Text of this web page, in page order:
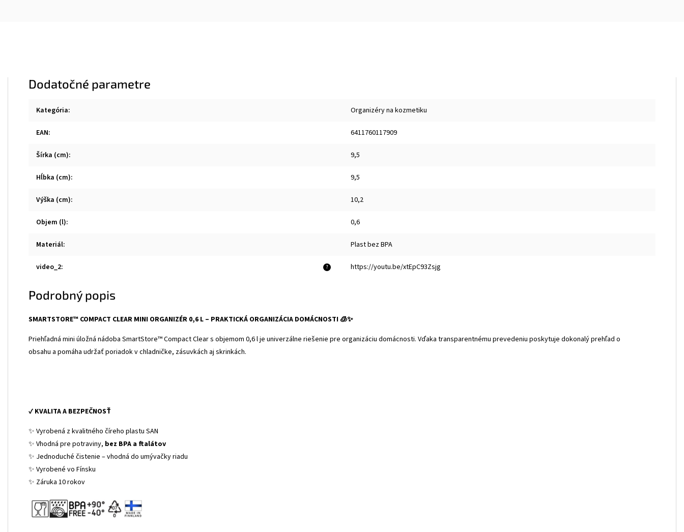
Dodatočné parametre
Kategória: Organizéry na kozmetiku
EAN: 6411760117909
Šírka (cm): 9,5
Hĺbka (cm): 9,5
Výška (cm): 10,2
Objem (l): 0,6
Materiál: Plast bez BPA
?
video_2: https://youtu.be/xtEpC93Zsjg
Podrobný popis
SMARTSTORE™ COMPACT CLEAR MINI ORGANIZÉR 0,6 L – PRAKTICKÁ ORGANIZÁCIA DOMÁCNOSTI 🧊✨
Priehľadná mini úložná nádoba SmartStore™ Compact Clear s objemom 0,6 l je univerzálne riešenie pre organizáciu domácnosti. Vďaka transparentnému prevedeniu poskytuje dokonalý prehľad o
obsahu a pomáha udržať poriadok v chladničke, zásuvkách aj skrinkách.
✔ KVALITA A BEZPEČNOSŤ
✨ Vyrobená z kvalitného číreho plastu SAN
✨ Vhodná pre potraviny, bez BPA a ftalátov
✨ Jednoduché čistenie – vhodná do umývačky riadu
✨ Vyrobené vo Fínsku
✨ Záruka 10 rokov